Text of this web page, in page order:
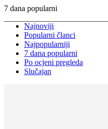
7 dana popularni
Najnoviji
Popularni članci
Najpopularniji
7 dana popularni
Po ocjeni pregleda
Slučajan